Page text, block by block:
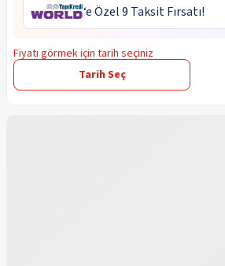
‘e Özel 9 Taksit Fırsatı!
Fiyatı görmek için tarih seçiniz
Tarih Seç